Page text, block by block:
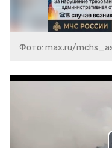
Фото: max.ru/